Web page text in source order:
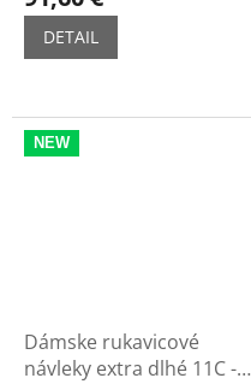
DETAIL
NEW
Dámske rukavicové
návleky extra dlhé 11C -